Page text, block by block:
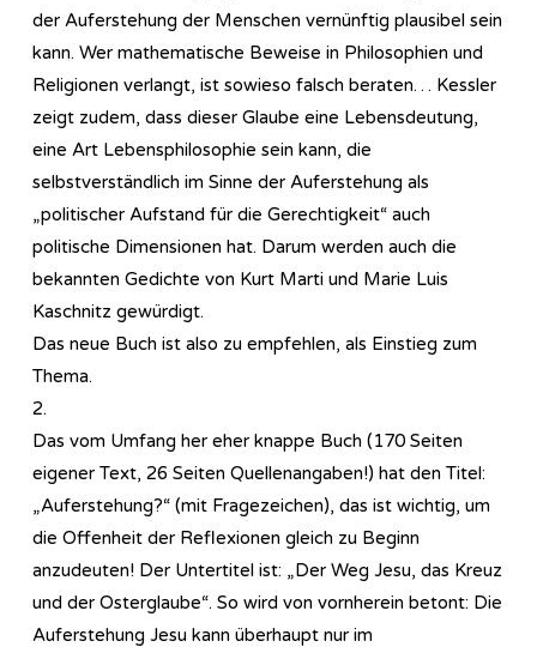
der Auferstehung der Menschen vernünftig plausibel sein
kann. Wer mathematische Beweise in Philosophien und
Religionen verlangt, ist sowieso falsch beraten… Kessler
zeigt zudem, dass dieser Glaube eine Lebensdeutung,
eine Art Lebensphilosophie sein kann, die
selbstverständlich im Sinne der Auferstehung als
„politischer Aufstand für die Gerechtigkeit“ auch
politische Dimensionen hat. Darum werden auch die
bekannten Gedichte von Kurt Marti und Marie Luis
Kaschnitz gewürdigt.
Das neue Buch ist also zu empfehlen, als Einstieg zum
Thema.
2.
Das vom Umfang her eher knappe Buch (170 Seiten
eigener Text, 26 Seiten Quellenangaben!) hat den Titel:
„Auferstehung?“ (mit Fragezeichen), das ist wichtig, um
die Offenheit der Reflexionen gleich zu Beginn
anzudeuten! Der Untertitel ist: „Der Weg Jesu, das Kreuz
und der Osterglaube“. So wird von vornherein betont: Die
Auferstehung Jesu kann überhaupt nur im